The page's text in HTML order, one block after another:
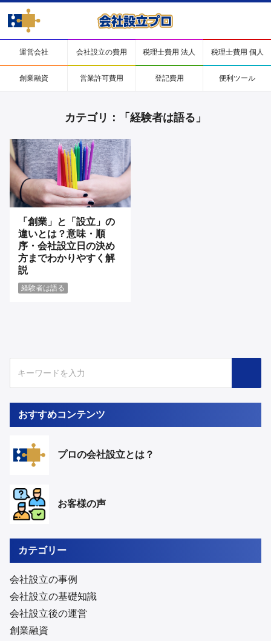
運営会社 会社設立の費用 税理士費用 法人 税理士費用 個人
創業融資 営業許可費用 登記費用 便利ツール
カテゴリ：「経験者は語る」
「創業」と「設立」の
違いとは？意味・順
序・会社設立日の決め
方までわかりやすく解
説
経験者は語る
おすすめコンテンツ
プロの会社設立とは？
お客様の声
カテゴリー
会社設立の事例
会社設立の基礎知識
会社設立後の運営
創業融資